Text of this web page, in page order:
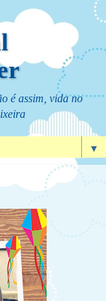
é assim, vida no
▼